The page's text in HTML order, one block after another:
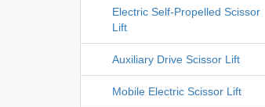
Electric Self-Propelled Scissor
Lift
Auxiliary Drive Scissor Lift
Mobile Electric Scissor Lift